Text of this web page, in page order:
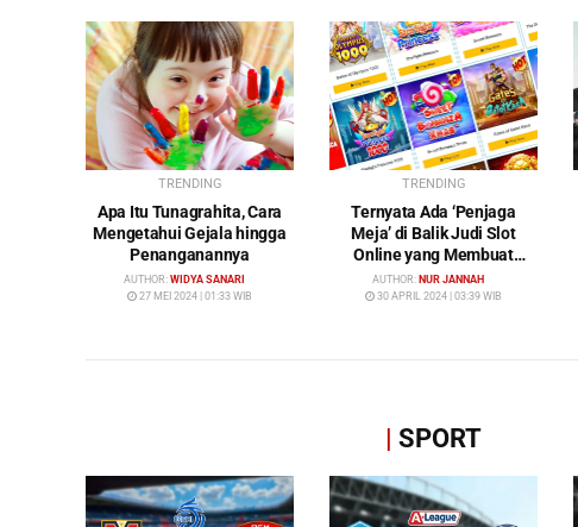
TRENDING
Apa Itu Tunagrahita, Cara
Mengetahui Gejala hingga
Penanganannya
AUTHOR: WIDYA SANARI
27 MEI 2024 | 01:33 WIB
TRENDING
Ternyata Ada ‘Penjaga
Meja’ di Balik Judi Slot
Online yang Membuat
Pemain Tak Pernah
Menang!
AUTHOR: NUR JANNAH
30 APRIL 2024 | 03:39 WIB
| SPORT